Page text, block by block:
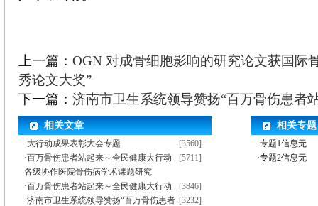
上一篇： OGN 对成骨细胞影响的研究论文获国际
秀论文大奖”
下一篇： 济南市卫生系统领导赞扬“百万骨伤患者
相关文章
[3560]
·大行动成果表彰大会专题
[5711]
·百万骨伤患者站起来～全民健康大行动
各级协作医院骨伤病学术课题研究
[3846]
·百万骨伤患者站起来～全民健康大行动
[3232]
·济南市卫生系统领导赞扬“百万骨伤患者
相关专题
·专题1信息无
·专题2信息无